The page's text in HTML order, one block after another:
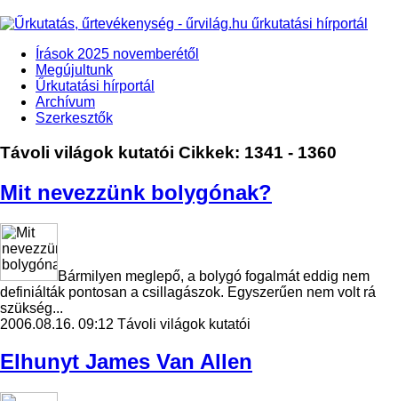
Írások 2025 novemberétől
Megújultunk
Űrkutatási hírportál
Archívum
Szerkesztők
Távoli világok kutatói Cikkek: 1341 - 1360
Mit nevezzünk bolygónak?
Bármilyen meglepő, a bolygó fogalmát eddig nem
definiálták pontosan a csillagászok. Egyszerűen nem volt rá
szükség...
2006.08.16. 09:12 Távoli világok kutatói
Elhunyt James Van Allen